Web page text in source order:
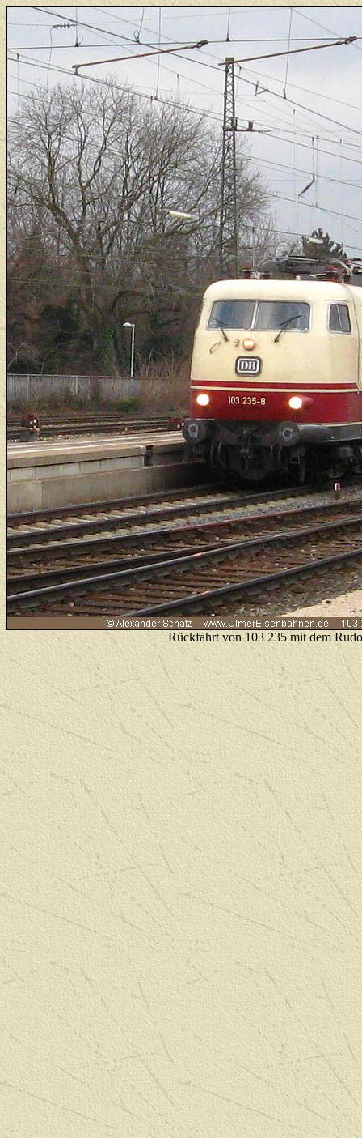
Rückfahrt von 103 235 mit dem